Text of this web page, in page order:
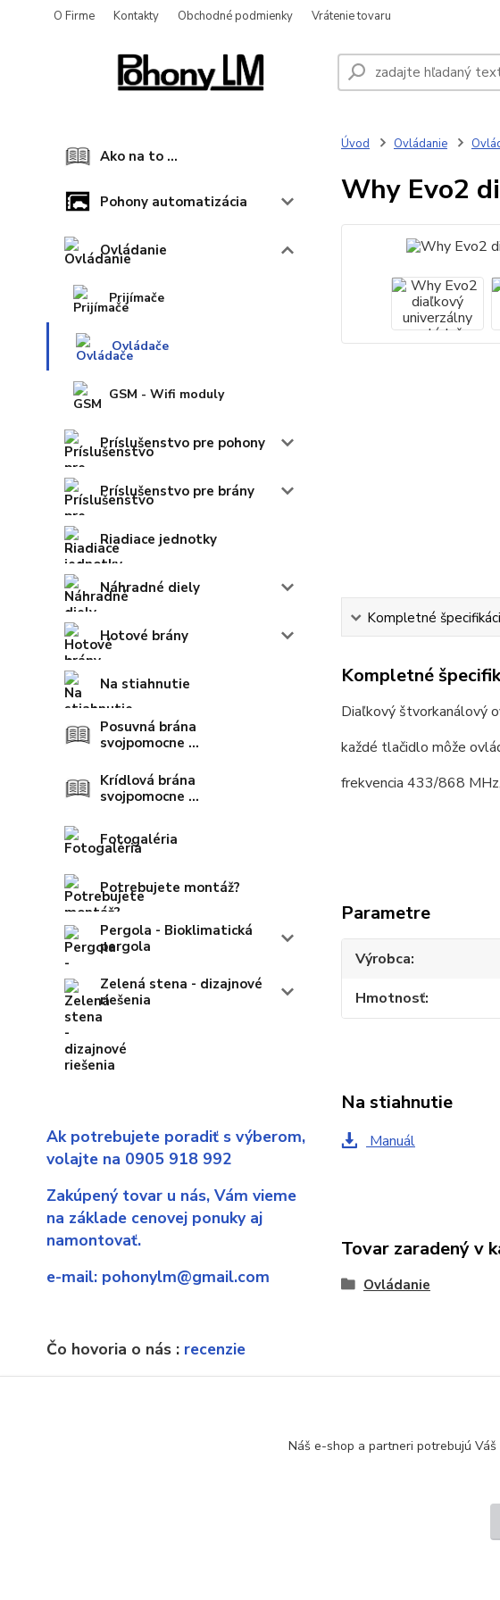
O Firme Kontakty Obchodné podmienky Vrátenie tovaru
Ako na to ...
Pohony automatizácia
Ovládanie
Prijímače
Ovládače
GSM - Wifi moduly
Príslušenstvo pre pohony
Príslušenstvo pre brány
Riadiace jednotky
Náhradné diely
Hotové brány
Na stiahnutie
Posuvná brána
svojpomocne ...
Krídlová brána
svojpomocne ...
Fotogaléria
Potrebujete montáž?
Pergola - Bioklimatická
pergola
Zelená stena - dizajnové
riešenia
Ak potrebujete poradiť s výberom,
volajte na 0905 918 992
Zakúpený tovar u nás, Vám vieme
na základe cenovej ponuky aj
namontovať.
e-mail: pohonylm@gmail.com
Čo hovoria o nás : recenzie
Úvod Ovládanie
Why Evo2
Kompletné
Kompletné
Diaľkový štvorkanálový
každé tlačidlo môže
frekvencia 433/868
Parametre
Výrobca
Hmotnosť
Na stiahnutie
Manuál
Tovar zaradený v
Ovládanie
Náš e-shop a partneri potrebujú Váš